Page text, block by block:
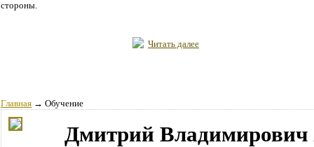
стороны.
Читать далее
Главная → Обучение
Дмитрий Владимирович